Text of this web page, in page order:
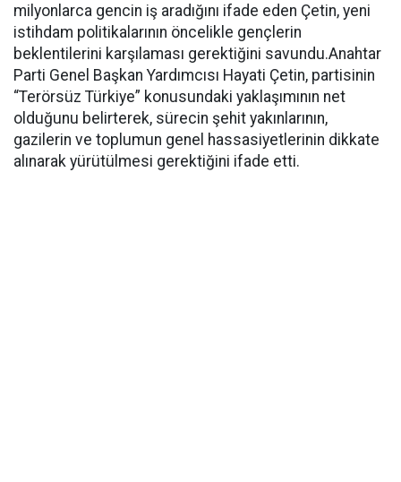
milyonlarca gencin iş aradığını ifade eden Çetin, yeni
istihdam politikalarının öncelikle gençlerin
beklentilerini karşılaması gerektiğini savundu.Anahtar
Parti Genel Başkan Yardımcısı Hayati Çetin, partisinin
“Terörsüz Türkiye” konusundaki yaklaşımının net
olduğunu belirterek, sürecin şehit yakınlarının,
gazilerin ve toplumun genel hassasiyetlerinin dikkate
alınarak yürütülmesi gerektiğini ifade etti.